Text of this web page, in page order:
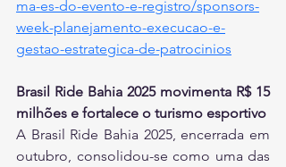
ma-es-do-evento-e-registro/sponsors-
week-planejamento-execucao-e-
gestao-estrategica-de-patrocinios
Brasil Ride Bahia 2025 movimenta R$ 15
milhões e fortalece o turismo esportivo
A Brasil Ride Bahia 2025, encerrada em
outubro, consolidou-se como uma das